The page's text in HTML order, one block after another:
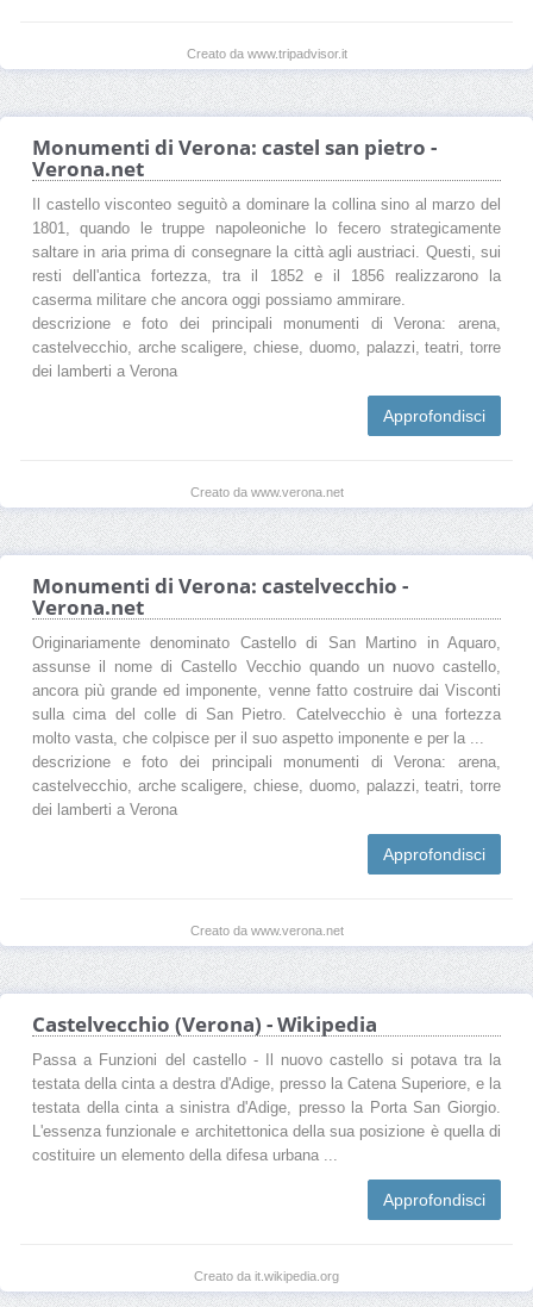
Creato da www.tripadvisor.it
Monumenti di Verona: castel san pietro -
Verona.net
Il castello visconteo seguitò a dominare la collina sino al marzo del
1801, quando le truppe napoleoniche lo fecero strategicamente
saltare in aria prima di consegnare la città agli austriaci. Questi, sui
resti dell'antica fortezza, tra il 1852 e il 1856 realizzarono la
caserma militare che ancora oggi possiamo ammirare.
descrizione e foto dei principali monumenti di Verona: arena,
castelvecchio, arche scaligere, chiese, duomo, palazzi, teatri, torre
dei lamberti a Verona
Approfondisci
Creato da www.verona.net
Monumenti di Verona: castelvecchio -
Verona.net
Originariamente denominato Castello di San Martino in Aquaro,
assunse il nome di Castello Vecchio quando un nuovo castello,
ancora più grande ed imponente, venne fatto costruire dai Visconti
sulla cima del colle di San Pietro. Catelvecchio è una fortezza
molto vasta, che colpisce per il suo aspetto imponente e per la ...
descrizione e foto dei principali monumenti di Verona: arena,
castelvecchio, arche scaligere, chiese, duomo, palazzi, teatri, torre
dei lamberti a Verona
Approfondisci
Creato da www.verona.net
Castelvecchio (Verona) - Wikipedia
Passa a Funzioni del castello - Il nuovo castello si potava tra la
testata della cinta a destra d'Adige, presso la Catena Superiore, e la
testata della cinta a sinistra d'Adige, presso la Porta San Giorgio.
L'essenza funzionale e architettonica della sua posizione è quella di
costituire un elemento della difesa urbana ...
Approfondisci
Creato da it.wikipedia.org